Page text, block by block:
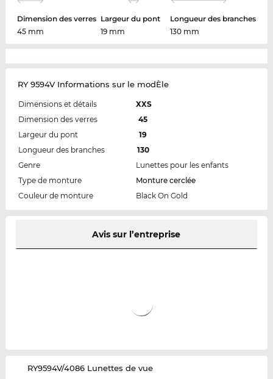
Dimension des verres
45 mm
Largeur du pont
19 mm
Longueur des branches
130 mm
RY 9594V Informations sur le modÈle
Dimensions et détails
XXS
Dimension des verres
45
Largeur du pont
19
Longueur des branches
130
Genre
Lunettes pour les enfants
Type de monture
Monture cerclée
Couleur de monture
Black On Gold
Avis sur l’entreprise
‌RY9594V/4086 Lunettes de vue